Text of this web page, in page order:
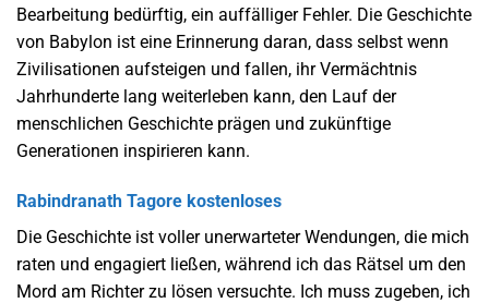
Bearbeitung bedürftig, ein auffälliger Fehler. Die Geschichte
von Babylon ist eine Erinnerung daran, dass selbst wenn
Zivilisationen aufsteigen und fallen, ihr Vermächtnis
Jahrhunderte lang weiterleben kann, den Lauf der
menschlichen Geschichte prägen und zukünftige
Generationen inspirieren kann.
Rabindranath Tagore kostenloses
Die Geschichte ist voller unerwarteter Wendungen, die mich
raten und engagiert ließen, während ich das Rätsel um den
Mord am Richter zu lösen versuchte. Ich muss zugeben, ich